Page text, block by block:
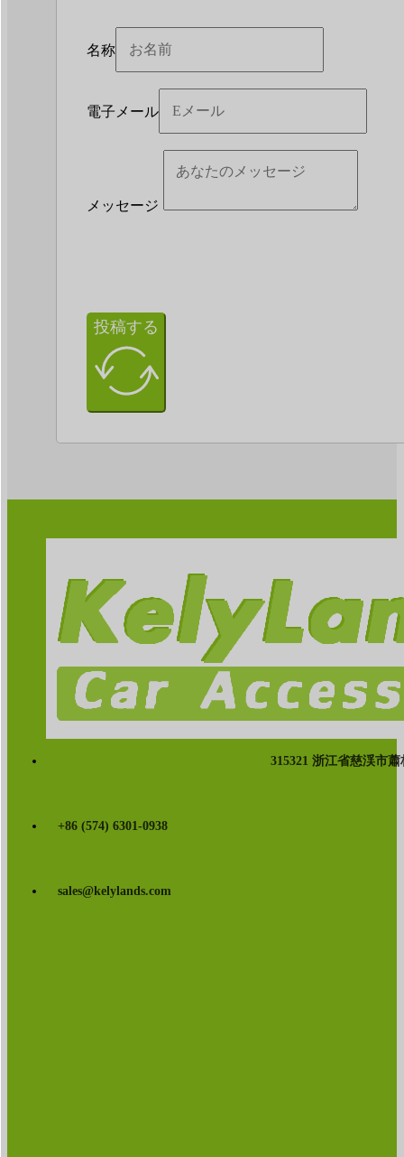
名称
電子メール
メッセージ
投稿する
315321 浙江省慈渓市
+86 (574) 6301-0938
sales@kelylands.com